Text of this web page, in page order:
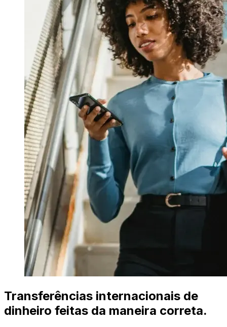
Transferências internacionais de
dinheiro feitas da maneira correta.